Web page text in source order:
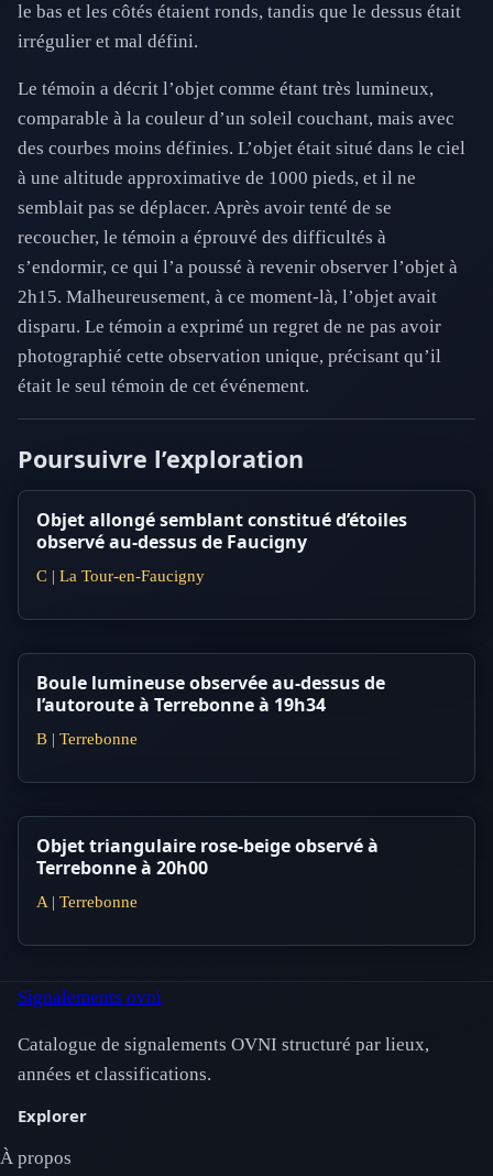
le bas et les côtés étaient ronds, tandis que le dessus était
irrégulier et mal défini.
Le témoin a décrit l’objet comme étant très lumineux,
comparable à la couleur d’un soleil couchant, mais avec
des courbes moins définies. L’objet était situé dans le ciel
à une altitude approximative de 1000 pieds, et il ne
semblait pas se déplacer. Après avoir tenté de se
recoucher, le témoin a éprouvé des difficultés à
s’endormir, ce qui l’a poussé à revenir observer l’objet à
2h15. Malheureusement, à ce moment-là, l’objet avait
disparu. Le témoin a exprimé un regret de ne pas avoir
photographié cette observation unique, précisant qu’il
était le seul témoin de cet événement.
Poursuivre l’exploration
Objet allongé semblant constitué d’étoiles
observé au-dessus de Faucigny
C | La Tour-en-Faucigny
Boule lumineuse observée au-dessus de
l’autoroute à Terrebonne à 19h34
B | Terrebonne
Objet triangulaire rose-beige observé à
Terrebonne à 20h00
A | Terrebonne
Signalements ovni
Catalogue de signalements OVNI structuré par lieux,
années et classifications.
Explorer
À propos